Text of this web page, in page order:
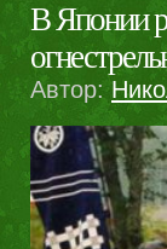
В Японии
Автор: